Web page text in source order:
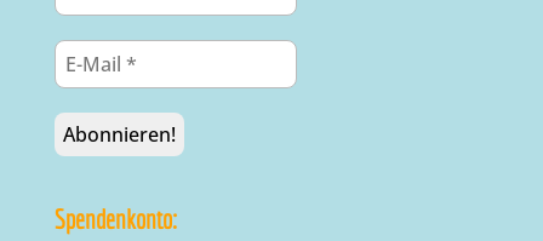
Spendenkonto: